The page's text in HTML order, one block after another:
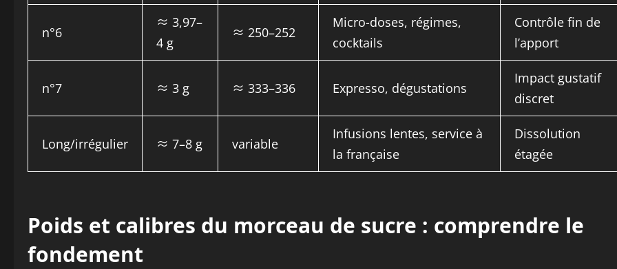
n°6
≈ 3,97–
4 g
≈ 250–252
Micro-doses, régimes,
cocktails
Contrôle fin de
l’apport
n°7 ≈ 3 g ≈ 333–336 Expresso, dégustations
Impact gustatif
discret
Long/irrégulier ≈ 7–8 g variable
Infusions lentes, service à
la française
Dissolution
étagée
Poids et calibres du morceau de sucre : comprendre le
fondement